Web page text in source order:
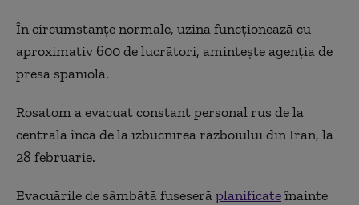
În circumstanţe normale, uzina funcţionează cu
aproximativ 600 de lucrători, aminteşte agenţia de
presă spaniolă.
Rosatom a evacuat constant personal rus de la
centrală încă de la izbucnirea războiului din Iran, la
28 februarie.
Evacuările de sâmbătă fuseserăplanificateînainte